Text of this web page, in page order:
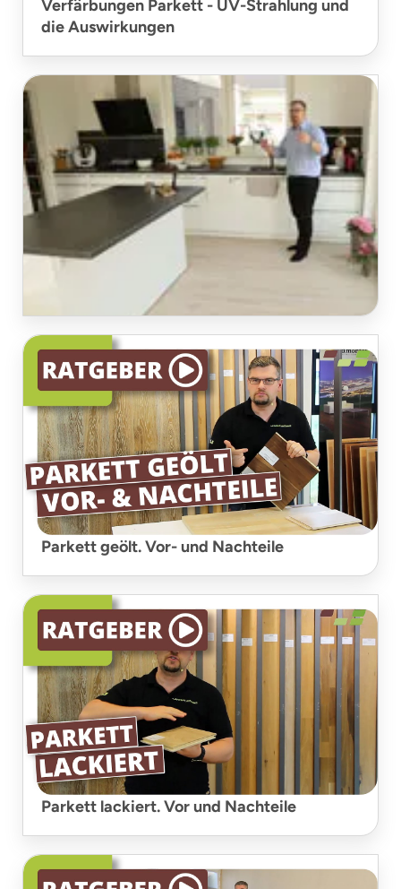
Verfärbungen Parkett - UV-Strahlung und
die Auswirkungen
Parkett in der Küche
Parkett geölt. Vor- und Nachteile
Parkett lackiert. Vor und Nachteile